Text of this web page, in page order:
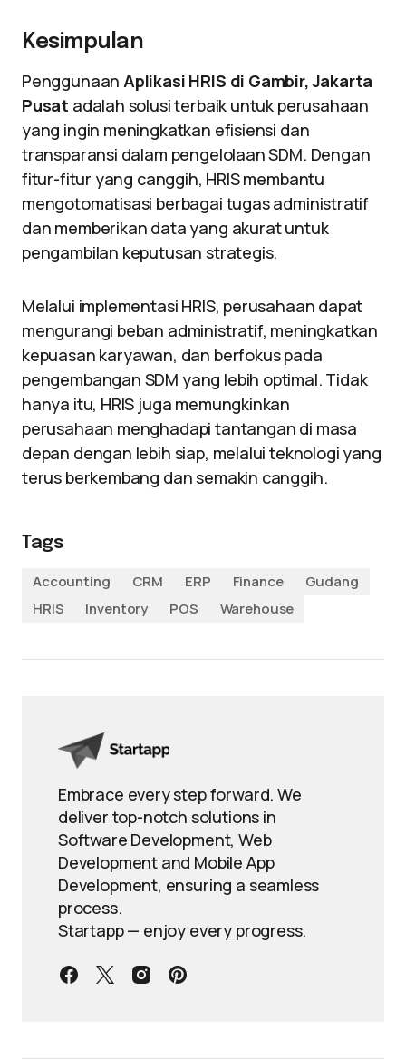
Kesimpulan
PenggunaanAplikasi HRIS di Gambir, Jakarta
Pusat adalah solusi terbaik untuk perusahaan
yang ingin meningkatkan efisiensi dan
transparansi dalam pengelolaan SDM. Dengan
fitur-fitur yang canggih, HRIS membantu
mengotomatisasi berbagai tugas administratif
dan memberikan data yang akurat untuk
pengambilan keputusan strategis.
Melalui implementasi HRIS, perusahaan dapat
mengurangi beban administratif, meningkatkan
kepuasan karyawan, dan berfokus pada
pengembangan SDM yang lebih optimal. Tidak
hanya itu, HRIS juga memungkinkan
perusahaan menghadapi tantangan di masa
depan dengan lebih siap, melalui teknologi yang
terus berkembang dan semakin canggih.
Tags
Accounting
CRM ERP Finance
Gudang
HRIS
Inventory POS Warehouse
Embrace every step forward. We
deliver top-notch solutions in
Software Development, Web
Development and Mobile App
Development, ensuring a seamless
process.
Startapp — enjoy every progress.